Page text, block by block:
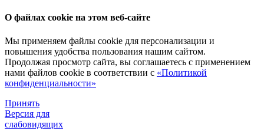
О файлах cookie на этом веб-сайте
Мы применяем файлы cookie для персонализации и
повышения удобства пользования нашим сайтом.
Продолжая просмотр сайта, вы соглашаетесь с применением
нами файлов cookie в соответствии с «Политикой
конфиденциальности»
Принять
Версия для
слабовидящих